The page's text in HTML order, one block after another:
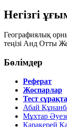
Негізгі
Географиялық
теңізі Анд Отты
Бөлімдер
Реферат
Жоспарлар
Тест
Абай
Мұхтар
Қаракерей